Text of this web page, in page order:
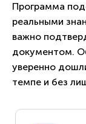
Программа
реальными
важно
документом.
уверенно
темпе и без